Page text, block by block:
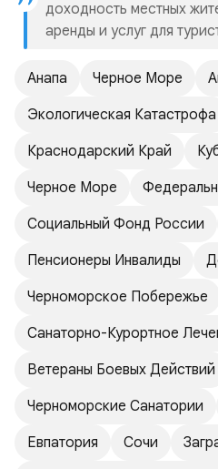
доходность местных
аренды и услуг для
Анапа Черное Море
Экологическая Катастрофа
Краснодарский Край
Черное Море
Социальный Фонд России
Пенсионеры Инвалиды
Черноморское Побережье
Санаторно-Курортное
Ветераны Боевых Действий
Черноморские Санатории
Евпатория
Сочи